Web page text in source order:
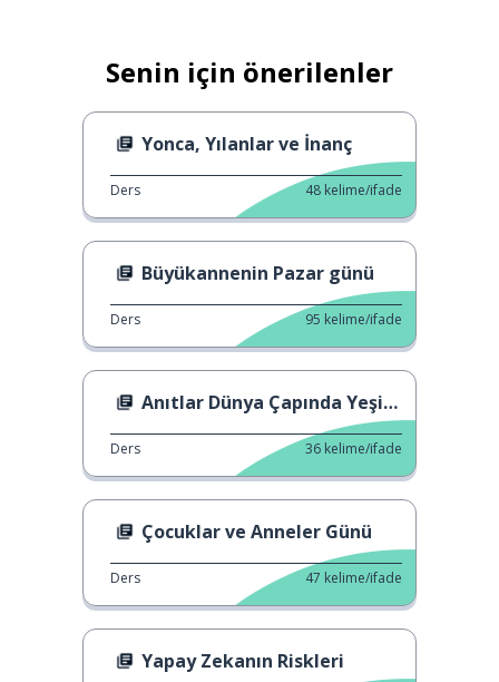
Senin için önerilenler
Yonca, Yılanlar ve İnanç
Ders 48 kelime/ifade
Büyükannenin Pazar günü
Ders 95 kelime/ifade
Anıtlar Dünya Çapında Yeşilleniyor
Ders 36 kelime/ifade
Çocuklar ve Anneler Günü
Ders 47 kelime/ifade
Yapay Zekanın Riskleri